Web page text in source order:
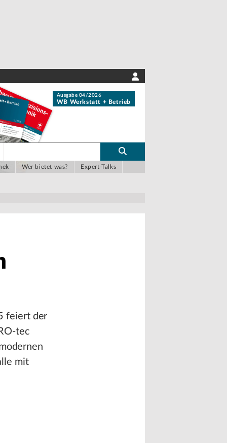
Ausgabe 04/2026
WB Werkstatt + Betrieb
Wer bietet was? Expert-Talks
feiert der
tec
mit